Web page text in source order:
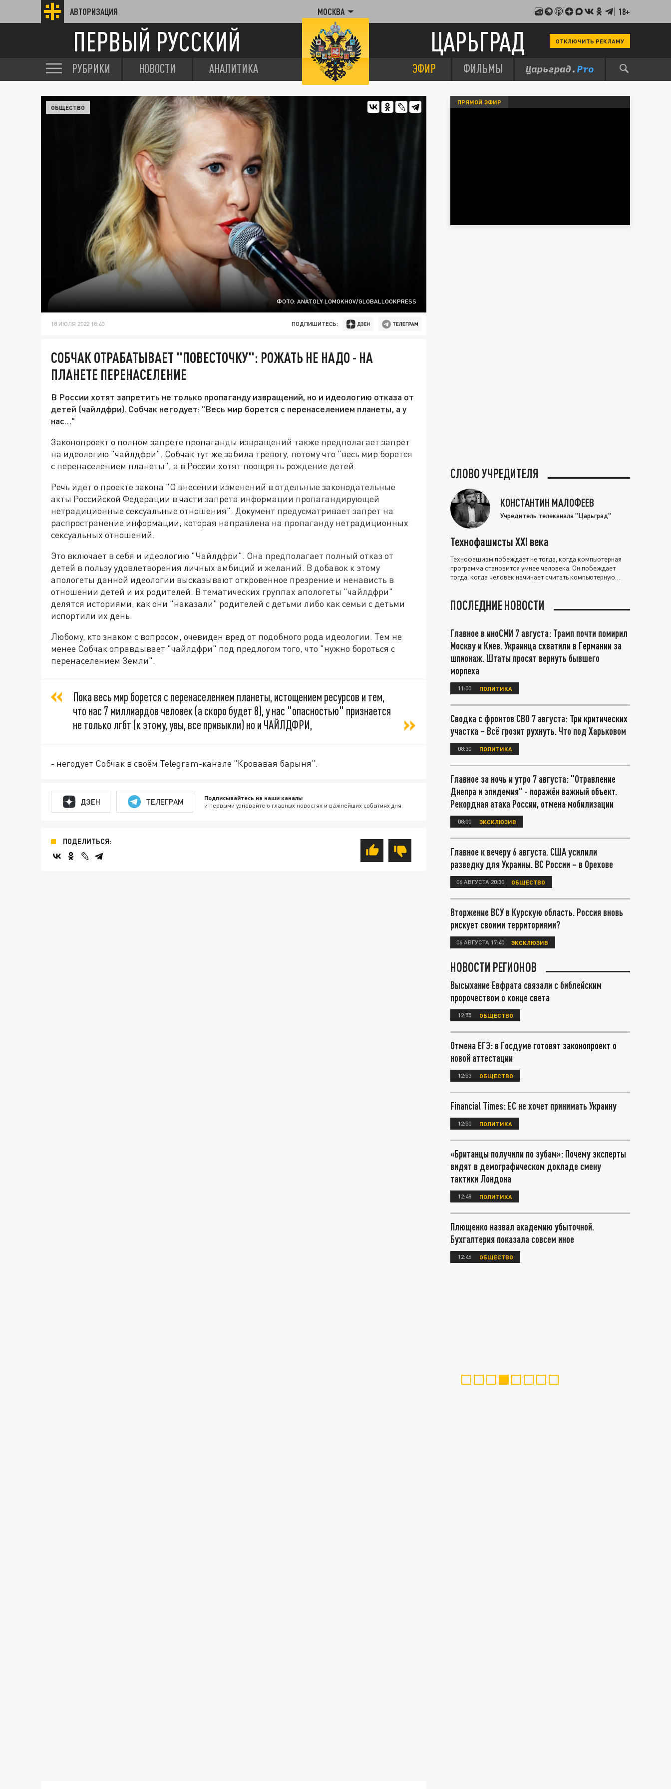
АВТОРИЗАЦИЯ МОСКВА 18+
ПЕРВЫЙ РУССКИЙ ЦАРЬГРАД ОТКЛЮЧИТЬ РЕКЛАМУ
РУБРИКИ НОВОСТИ АНАЛИТИКА ЭФИР ФИЛЬМЫ
ФОТО: ANATOLY LOMOKHOV/GLOBALLOOKPRESS
ОБЩЕСТВО
18 ИЮЛЯ 2022 18:40 ПОДПИШИТЕСЬ:
СОБЧАК ОТРАБАТЫВАЕТ "ПОВЕСТОЧКУ": РОЖАТЬ НЕ НАДО - НА
ПЛАНЕТЕ ПЕРЕНАСЕЛЕНИЕ
В России хотят запретить не только пропаганду извращений, но и идеологию отказа от
детей (чайлдфри). Собчак негодует: "Весь мир борется с перенаселением планеты, а у
нас…"
Законопроект о полном запрете пропаганды извращений также предполагает запрет
на идеологию "чайлдфри". Собчак тут же забила тревогу, потому что "весь мир борется
с перенаселением планеты", а в России хотят поощрять рождение детей.
Речь идёт о проекте закона "О внесении изменений в отдельные законодательные
акты Российской Федерации в части запрета информации пропагандирующей
нетрадиционные сексуальные отношения". Документ предусматривает запрет на
распространение информации, которая направлена на пропаганду нетрадиционных
сексуальных отношений.
Это включает в себя и идеологию "Чайлдфри". Она предполагает полный отказ от
детей в пользу удовлетворения личных амбиций и желаний. В добавок к этому
апологеты данной идеологии высказывают откровенное презрение и ненависть в
отношении детей и их родителей. В тематических группах апологеты "чайлдфри"
делятся историями, как они "наказали" родителей с детьми либо как семьи с детьми
испортили их день.
Любому, кто знаком с вопросом, очевиден вред от подобного рода идеологии. Тем не
менее Собчак оправдывает "чайлдфри" под предлогом того, что "нужно бороться с
перенаселением Земли".
Пока весь мир борется с перенаселением планеты, истощением ресурсов и тем,
что нас 7 миллиардов человек (а скоро будет 8), у нас "опасностью" признается
не только лгбт (к этому, увы, все привыкли) но и ЧАЙЛДФРИ,
- негодует Собчак в своём Telegram-канале "Кровавая барыня".
ДЗЕН ТЕЛЕГРАМ Подписывайтесь на наши каналы
и первыми узнавайте о главных новостях и важнейших событиях дня.
ПОДЕЛИТЬСЯ:
ПРЯМОЙ ЭФИР
СЛОВО УЧРЕДИТЕЛЯ
КОНСТАНТИН МАЛОФЕЕВ
Учредитель телеканала "Царьград"
Технофашисты XXI века
Технофашизм побеждает не тогда, когда компьютерная
программа становится умнее человека. Он побеждает
тогда, когда человек начинает считать компьютерную
ПОСЛЕДНИЕ НОВОСТИ
Главное в иноСМИ 7 августа: Трамп почти помирил
Москву и Киев. Украинца схватили в Германии за
шпионаж. Штаты просят вернуть бывшего
морпеха
11:00 ПОЛИТИКА
Сводка с фронтов СВО 7 августа: Три критических
участка – Всё грозит рухнуть. Что под Харьковом
08:30 ПОЛИТИКА
Главное за ночь и утро 7 августа: "Отравление
Днепра и эпидемия" - поражён важный объект.
Рекордная атака России, отмена мобилизации
08:00 ЭКСКЛЮЗИВ
Главное к вечеру 6 августа. США усилили
разведку для Украины. ВС России – в Орехове
06 АВГУСТА 20:30 ОБЩЕСТВО
Вторжение ВСУ в Курскую область. Россия вновь
рискует своими территориями?
06 АВГУСТА 17:40 ЭКСКЛЮЗИВ
НОВОСТИ РЕГИОНОВ
Высыхание Евфрата связали с библейским
пророчеством о конце света
12:55 ОБЩЕСТВО
Отмена ЕГЭ: в Госдуме готовят законопроект о
новой аттестации
12:53 ОБЩЕСТВО
Financial Times: ЕС не хочет принимать Украину
12:50 ПОЛИТИКА
«Британцы получили по зубам»: Почему эксперты
видят в демографическом докладе смену
тактики Лондона
12:48 ПОЛИТИКА
Плющенко назвал академию убыточной.
Бухгалтерия показала совсем иное
12:46 ОБЩЕСТВО